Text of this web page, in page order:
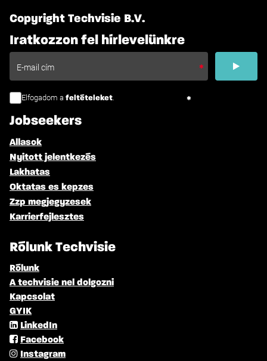
Copyright Techvisie B.V.
Iratkozzon fel hírlevelünkre
Elfogadom a feltételeket.
Jobseekers
Allasok
Nyitott jelentkezés
Lakhatas
Oktatas es kepzes
Zzp megjegyzesek
Karrierfejlesztes
Rólunk Techvisie
Rólunk
A techvisie nel dolgozni
Kapcsolat
GYIK
LinkedIn
Facebook
Instagram